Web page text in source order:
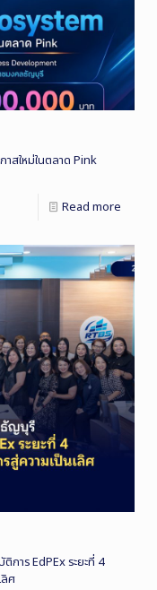
สใหม่ในตลาด Pink
Read more
าร EdPEx ระยะที่ 4
ศ